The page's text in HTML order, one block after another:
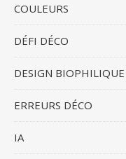
COULEURS
DÉFI DÉCO
DESIGN BIOPHILIQUE
ERREURS DÉCO
IA